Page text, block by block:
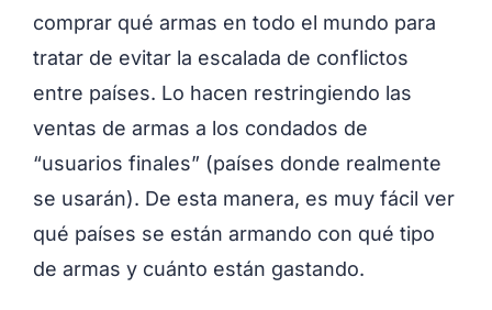
comprar qué armas en todo el mundo para
tratar de evitar la escalada de conflictos
entre países. Lo hacen restringiendo las
ventas de armas a los condados de
“usuarios finales” (países donde realmente
se usarán). De esta manera, es muy fácil ver
qué países se están armando con qué tipo
de armas y cuánto están gastando.